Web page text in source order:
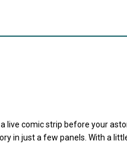
live comic strip before your
in just a few panels. With a